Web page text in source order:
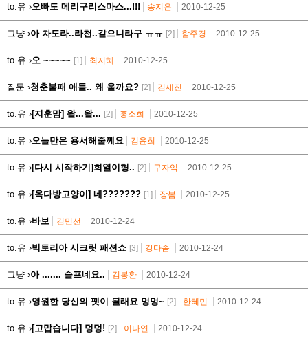
to.유 ›오빠도 메리구리스마스...!!! 송지은 2010-12-25
그냥 ›아 차도라..라천..같으니라구 ㅠㅠ [2] 함주경 2010-12-25
to.유 ›오 ~~~~~ [1] 최지혜 2010-12-25
질문 ›청춘불패 애들.. 왜 울까요? [2] 김세진 2010-12-25
to.유 ›[지훈맘] 왈...왈... [2] 홍소희 2010-12-25
to.유 ›오늘만은 용서해줄께요 김윤희 2010-12-25
to.유 ›[다시 시작하기]희열이형.. [2] 구자익 2010-12-25
to.유 ›[옥다방고양이] 네??????? [1] 장봄 2010-12-25
to.유 ›바보 김민선 2010-12-24
to.유 ›빅토리아 시크릿 패션쇼 [3] 강다솜 2010-12-24
그냥 ›아 ....... 슬프네요.. 김봉환 2010-12-24
to.유 ›영원한 당신의 펫이 될래요 멍멍~ [2] 한혜민 2010-12-24
to.유 ›[고맙습니다] 멍멍! [2] 이나연 2010-12-24